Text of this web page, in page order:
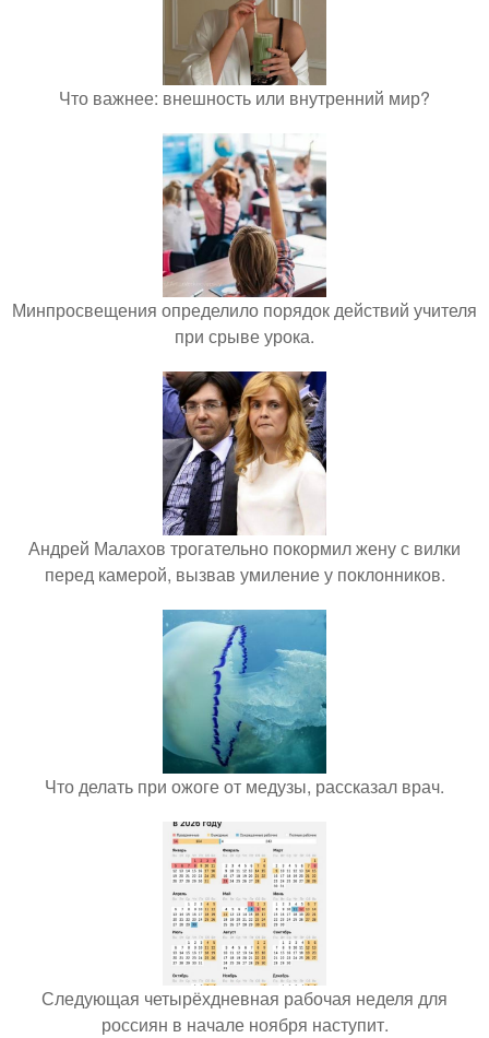
Что важнее: внешность или внутренний мир?
Минпросвещения определило порядок действий учителя
при срыве урока.
Андрей Малахов трогательно покормил жену с вилки
перед камерой, вызвав умиление у поклонников.
Что делать при ожоге от медузы, рассказал врач.
Следующая четырёхдневная рабочая неделя для
россиян в начале ноября наступит.